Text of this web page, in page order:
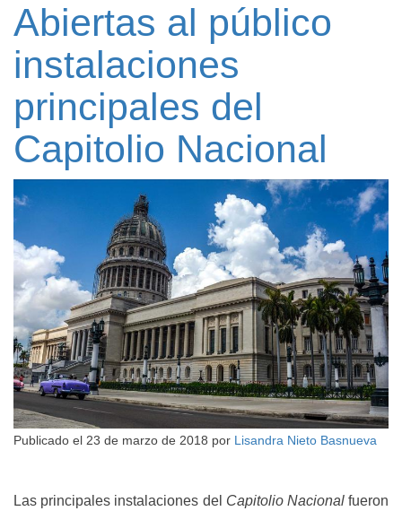
Abiertas al público
instalaciones
principales del
Capitolio Nacional
Publicado el 23 de marzo de 2018 por Lisandra Nieto Basnueva
Las principales instalaciones del Capitolio Nacionalfueron